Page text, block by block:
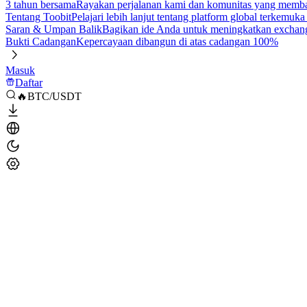
3 tahun bersamaRayakan perjalanan kami dan komunitas yang
Tentang ToobitPelajari lebih lanjut tentang platform global terkemuka
Saran & Umpan BalikBagikan ide Anda untuk meningkatkan
Bukti CadanganKepercayaan dibangun di atas cadangan 100%
Masuk
Daftar
🔥BTC/USDT